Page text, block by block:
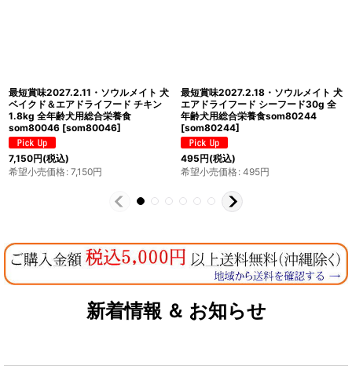
最短賞味2027.7.31・ソウルメイト 犬
エアドライフード チキン500g 全年齢
犬用総合栄養食som80220
[som80220]
6,600円(税込)
希望小売価格: 6,600円
最短賞味2028.1.30・ソウルメイト
猫ベイクド＆エアドライフード シーフ
ード40g 全年齢猫用総合栄養食
som80152 [som80152
330円(税込)
希望小売価格: 330円
新着情報 ＆ お知らせ